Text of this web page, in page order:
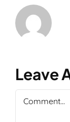
Leave
Comment